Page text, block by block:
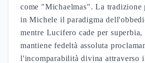
come "Michaelmas". La tradizione
in Michele il paradigma
mentre Lucifero cade per
mantiene fedeltà assoluta
l'incomparabilità divina attraverso